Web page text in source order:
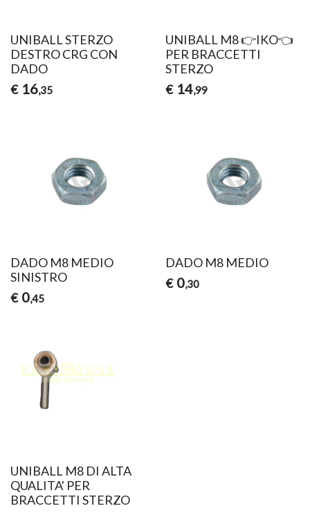
UNIBALL STERZO
DESTRO CRG CON
DADO
€ 16,35
UNIBALL M8 👉IKO👈
PER BRACCETTI
STERZO
€ 14,99
DADO M8 MEDIO
SINISTRO
€ 0,45
DADO M8 MEDIO
€ 0,30
UNIBALL M8 DI ALTA
QUALITA' PER
BRACCETTI STERZO